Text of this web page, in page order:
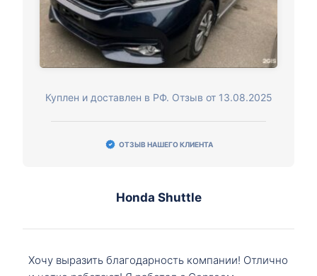
Куплен и доставлен в РФ. Отзыв от 13.08.2025
ОТЗЫВ НАШЕГО КЛИЕНТА
Honda Shuttle
Хочу выразить благодарность компании! Отлично